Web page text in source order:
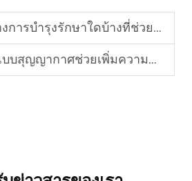
รุงรักษาใดบ้างที่ช่วยยืดอายุการใช้งานของถังสแตนเลส?
ศช่วยเพิ่มความแข็งแรงของรอยต่อโลหะได้อย่างไร?